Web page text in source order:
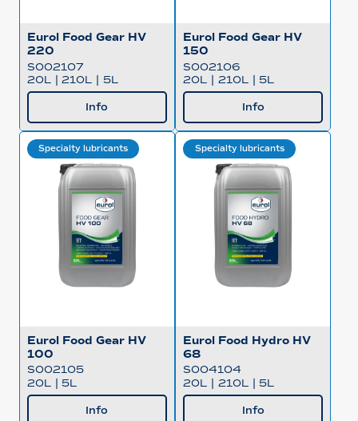
Eurol Food Gear HV
220
S002107
20L | 210L | 5L
Info
Eurol Food Gear HV
150
S002106
20L | 210L | 5L
Info
Specialty lubricants
Eurol Food Gear HV
100
S002105
20L | 5L
Info
Specialty lubricants
Eurol Food Hydro HV
68
S004104
20L | 210L | 5L
Info